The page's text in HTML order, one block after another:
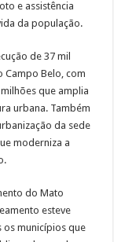
e assistência
da população.
de 37 mil
Belo, com
que amplia
urbana. Também
da sede
moderniza a
do Mato
esteve
municípios que